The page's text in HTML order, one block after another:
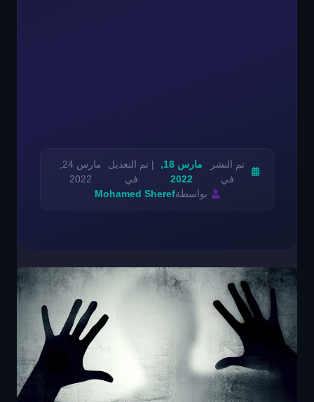
تم النشر
في
مارس 18,
2022
| تم التعديل
في
مارس 24,
2022
بواسطةMohamed Sheref